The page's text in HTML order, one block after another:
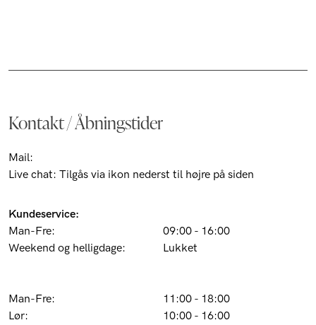
Kontakt / Åbningstider
Mail:
Live chat: Tilgås via ikon nederst til højre på siden
Kundeservice:
Man-Fre:
Weekend og helligdage:
Man-Fre:
Lør:
09:00 - 16:00
Lukket
11:00 - 18:00
10:00 - 16:00